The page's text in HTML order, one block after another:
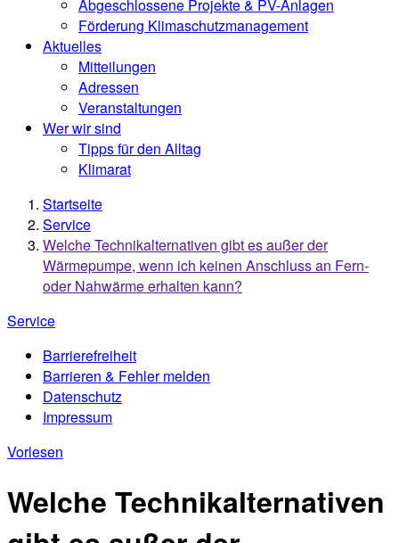
Abgeschlossene Projekte & PV-Anlagen
Förderung Klimaschutzmanagement
Aktuelles
Mitteilungen
Adressen
Veranstaltungen
Wer wir sind
Tipps für den Alltag
Klimarat
Startseite
Service
Welche Technikalternativen gibt es außer der
Wärmepumpe, wenn ich keinen Anschluss an Fern-
oder Nahwärme erhalten kann?
Service
Barrierefreiheit
Barrieren & Fehler melden
Datenschutz
Impressum
Vorlesen
Welche Technikalternativen